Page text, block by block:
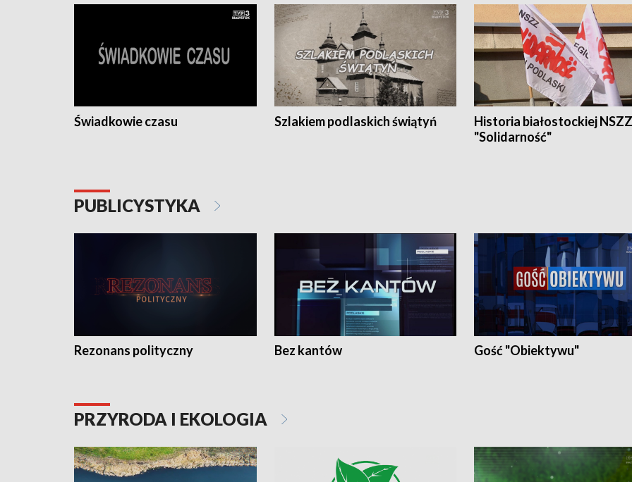
Świadkowie czasu Szlakiem podlaskich świątyń
Historia białostockiej NSZZ
"Solidarność"
PUBLICYSTYKA
Rezonans polityczny Bez kantów Gość "Obiektywu"
PRZYRODA I EKOLOGIA